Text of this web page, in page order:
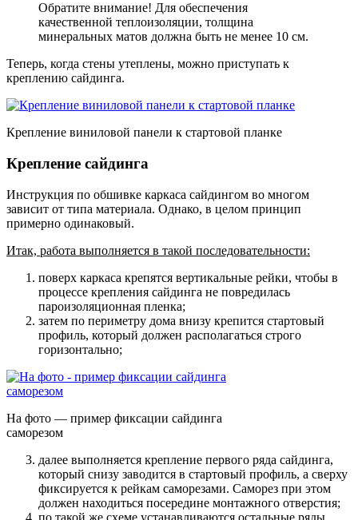
Обратите внимание! Для обеспечения
качественной теплоизоляции, толщина
минеральных матов должна быть не менее 10 см.
Теперь, когда стены утеплены, можно приступать к
креплению сайдинга.
Крепление виниловой панели к стартовой планке
Крепление сайдинга
Инструкция по обшивке каркаса сайдингом во многом
зависит от типа материала. Однако, в целом принцип
примерно одинаковый.
Итак, работа выполняется в такой последовательности:
поверх каркаса крепятся вертикальные рейки, чтобы в
процессе крепления сайдинга не повредилась
пароизоляционная пленка;
затем по периметру дома внизу крепится стартовый
профиль, который должен располагаться строго
горизонтально;
На фото — пример фиксации сайдинга
саморезом
далее выполняется крепление первого ряда сайдинга,
который снизу заводится в стартовый профиль, а сверху
фиксируется к рейкам саморезами. Саморез при этом
должен находиться посередине монтажного отверстия;
по такой же схеме устанавливаются остальные ряды